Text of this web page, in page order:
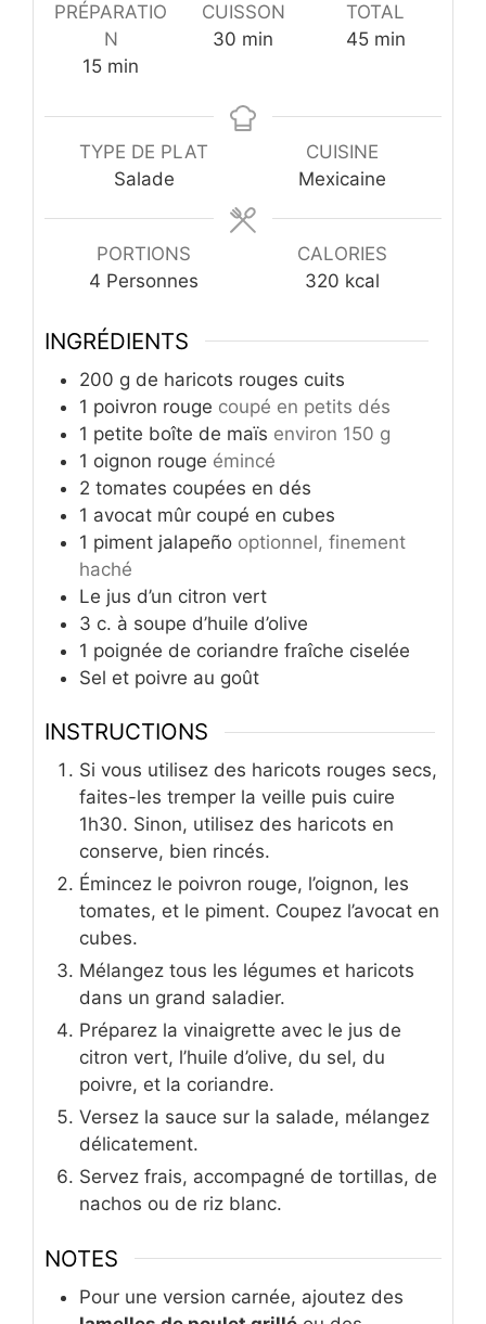
PRÉPARATIO
N
15minutes
min
CUISSON
30 minutes
min
TOTAL
45minutes
min
TYPE DE PLAT
Salade
CUISINE
Mexicaine
PORTIONS
4 Personnes
CALORIES
320 kcal
INGRÉDIENTS
200 g de haricots rouges cuits
1 poivron rouge coupé en petits dés
1 petite boîte de maïs environ 150 g
1 oignon rouge émincé
2 tomates coupées en dés
1 avocat mûr coupé en cubes
1 piment jalapeño optionnel, finement
haché
Le jus d’un citron vert
3 c. à soupe d’huile d’olive
1 poignée de coriandre fraîche ciselée
Sel et poivre au goût
INSTRUCTIONS
Si vous utilisez des haricots rouges secs,
faites-les tremper la veille puis cuire
1h30. Sinon, utilisez des haricots en
conserve, bien rincés.
Émincez le poivron rouge, l’oignon, les
tomates, et le piment. Coupez l’avocat en
cubes.
Mélangez tous les légumes et haricots
dans un grand saladier.
Préparez la vinaigrette avec le jus de
citron vert, l’huile d’olive, du sel, du
poivre, et la coriandre.
Versez la sauce sur la salade, mélangez
délicatement.
Servez frais, accompagné de tortillas, de
nachos ou de riz blanc.
NOTES
Pour une version carnée, ajoutez des